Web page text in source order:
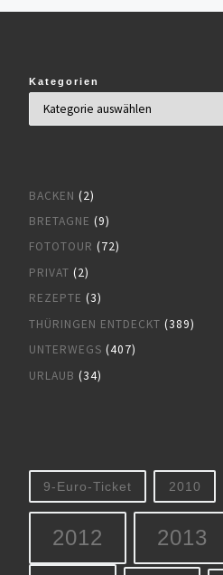
Kategorien
BACKEN (2)
BRETAGNE (9)
FOTOTOUR (72)
PRIVAT (2)
REZEPTE (3)
THÜRINGEN ENTDECKT (389)
UNTERWEGS (407)
URLAUB (34)
9-Euro-Ticket 2010
2012 2013